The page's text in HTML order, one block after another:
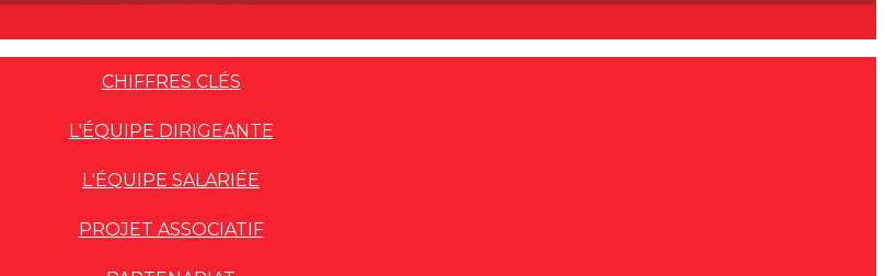
CHIFFRES CLÉS
L'ÉQUIPE DIRIGEANTE
L'ÉQUIPE SALARIÉE
PROJET ASSOCIATIF